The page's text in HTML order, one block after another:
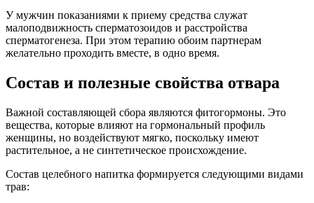
У мужчин показаниями к приему средства служат
малоподвижность сперматозоидов и расстройства
сперматогенеза. При этом терапию обоим партнерам
желательно проходить вместе, в одно время.
Состав и полезные свойства отвара
Важной составляющей сбора являются фитогормоны. Это
вещества, которые влияют на гормональный профиль
женщины, но воздействуют мягко, поскольку имеют
растительное, а не синтетическое происхождение.
Состав целебного напитка формируется следующими видами
трав: